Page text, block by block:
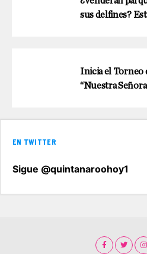
sus delfines?
Inicia el Torneo
“Nuestra
EN TWITTER
Sigue @quintanaroohoy1